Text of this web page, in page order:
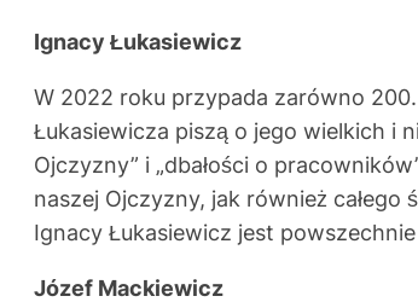
Ignacy Łukasiewicz
W 2022 roku przypada zarówno
Łukasiewicza piszą o jego wielkich i
Ojczyzny” i „dbałości o
naszej Ojczyzny, jak również całego
Ignacy Łukasiewicz jest
Józef Mackiewicz